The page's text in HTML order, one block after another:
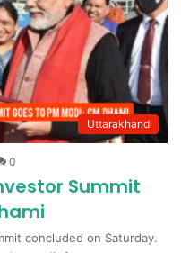
Uttarakhand
0
Summit
concluded on Saturday.